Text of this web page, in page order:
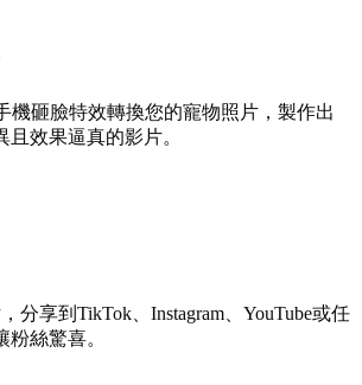
機砸臉特效轉換您的寵物照片，製作出
效果逼真的影片。
分享到TikTok、Instagram、YouTube或任
絲驚喜。